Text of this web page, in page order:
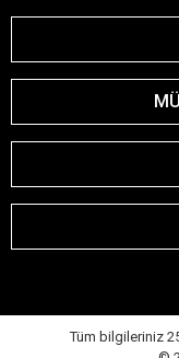
Tüm bilgileriniz